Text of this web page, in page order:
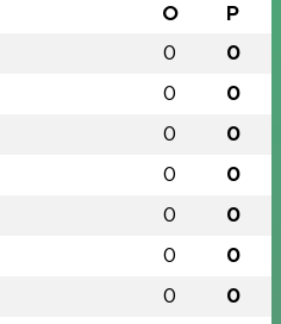
O P
0 0
0 0
0 0
0 0
0 0
0 0
0 0